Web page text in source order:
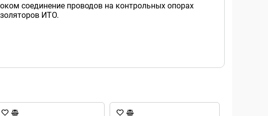
соединение проводов на контрольных опорах
ИТО.